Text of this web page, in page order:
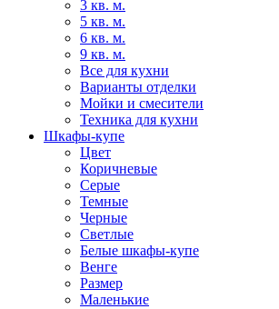
3 кв. м.
5 кв. м.
6 кв. м.
9 кв. м.
Все для кухни
Варианты отделки
Мойки и смесители
Техника для кухни
Шкафы-купе
Цвет
Коричневые
Серые
Темные
Черные
Светлые
Белые шкафы-купе
Венге
Размер
Маленькие